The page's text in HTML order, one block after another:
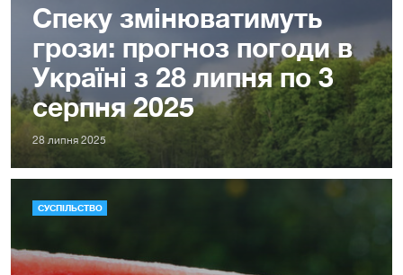
Спеку змінюватимуть
грози: прогноз погоди в
Україні з 28 липня по 3
серпня 2025
28 липня 2025
СУСПІЛЬСТВО